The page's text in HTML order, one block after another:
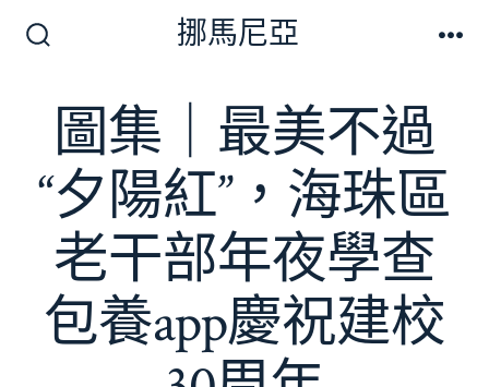
切
開
關
挪馬尼亞
圖集｜最美不過
“夕陽紅”，海珠區
老干部年夜學查
包養app慶祝建校